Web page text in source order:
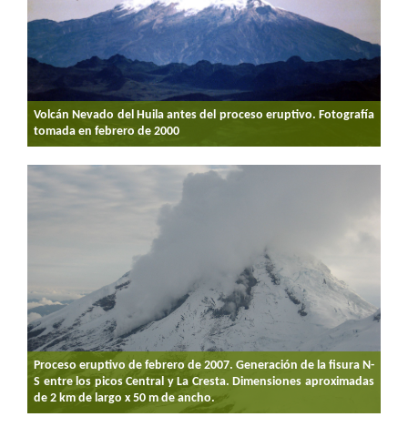
Volcán Nevado del Huila antes del proceso eruptivo. Fotografía
tomada en febrero de 2000
Proceso eruptivo de febrero de 2007. Generación de la fisura N-
S entre los picos Central y La Cresta. Dimensiones aproximadas
de 2 km de largo x 50 m de ancho.